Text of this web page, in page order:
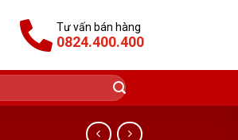
Tư vấn bán hàng
0824.400.400